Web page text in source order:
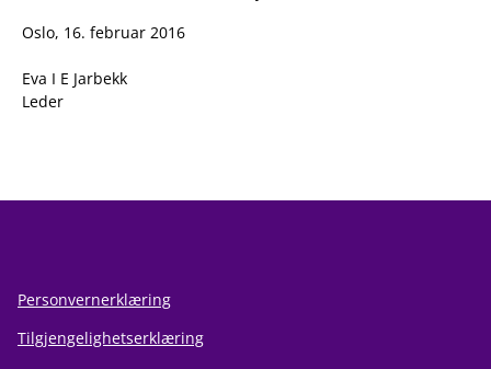
Oslo, 16. februar 2016
Eva I E Jarbekk
Leder
Personvernerklæring
Tilgjengelighetserklæring